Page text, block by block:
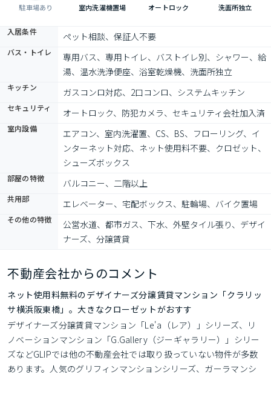
駐車場あり 室内洗濯機置場 オートロック 洗面所独立
入居条件 ペット相談、保証人不要
バス・トイレ
専用バス、専用トイレ、バストイレ別、シャワー、給
湯、温水洗浄便座、浴室乾燥機、洗面所独立
キッチン ガスコンロ対応、2口コンロ、システムキッチン
セキュリティ オートロック、防犯カメラ、セキュリティ会社加入済
室内設備
エアコン、室内洗濯置、CS、BS、フローリング、イ
ンターネット対応、ネット使用料不要、クロゼット、
シューズボックス
部屋の特徴 バルコニー、二階以上
共用部 エレベーター、宅配ボックス、駐輪場、バイク置場
その他の特徴
公営水道、都市ガス、下水、外壁タイル張り、デザイ
ナーズ、分譲賃貸
不動産会社からのコメント
ネット使用料無料のデザイナーズ分譲賃貸マンション「クラリッ
サ横浜阪東橋」。大きなクローゼットがおすす
デザイナーズ分譲賃貸マンション「Le'a（レア）」シリーズ、リ
ノベーションマンション「G.Gallery（ジーギャラリー）」シリー
ズなどGLIPでは他の不動産会社では取り扱っていない物件が多数
あります。人気のグリフィンマンションシリーズ、ガーラマンシ